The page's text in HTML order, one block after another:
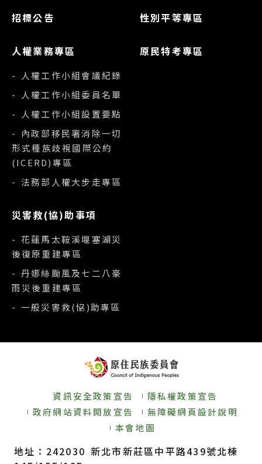
招標公告 性別平等專區
人權業務專區
- 人權工作小組會議紀錄
- 人權工作小組委員名單
- 人權工作小組設置要點
- 內政部移民署消除一切
形式種族歧視國際公約
(ICERD)專區
- 法務部人權大步走專區
原民特考專區
災害救(協)助事項
- 花蓮馬太鞍溪堰塞湖災
後復原重建專區
- 丹娜絲颱風及七二八豪
雨災後重建專區
- 一般災害救(協)助專區
資訊安全政策宣告
隱私權政策宣告
政府網站資料開放宣告
無障礙網頁設計說明
本會地圖
地址：242030 新北市新莊區中平路439號北棟